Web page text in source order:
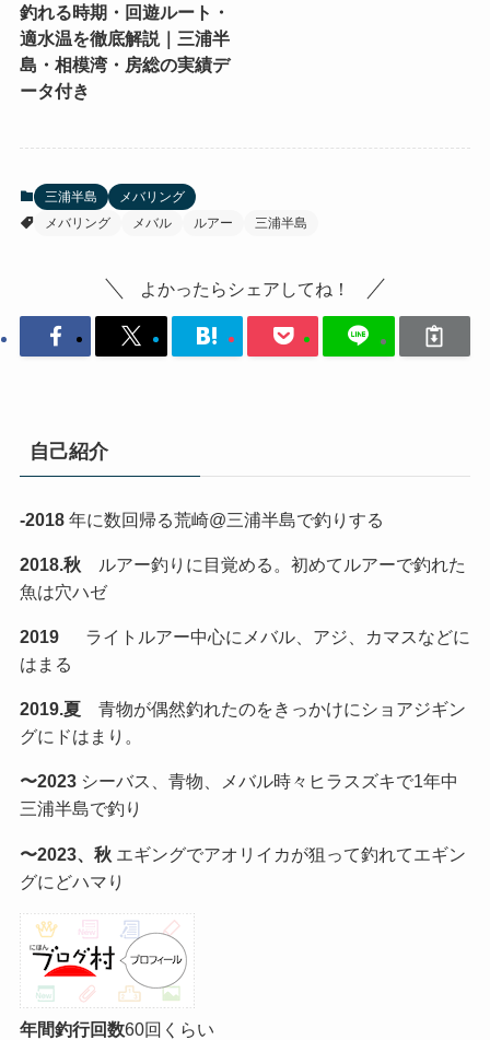
釣れる時期・回遊ルート・
適水温を徹底解説｜三浦半
島・相模湾・房総の実績デ
ータ付き
三浦半島
メバリング
メバリング
メバル ルアー 三浦半島
よかったらシェアしてね！
自己紹介
-2018年に数回帰る荒崎@三浦半島で釣りする
2018.秋ルアー釣りに目覚める。初めてルアーで釣れた
魚は穴ハゼ
2019ライトルアー中心にメバル、アジ、カマスなどに
はまる
2019.夏青物が偶然釣れたのをきっかけにショアジギン
グにドはまり。
〜2023シーバス、青物、メバル時々ヒラスズキで1年中
三浦半島で釣り
〜2023、秋エギングでアオリイカが狙って釣れてエギン
グにどハマり
年間釣行回数60回くらい